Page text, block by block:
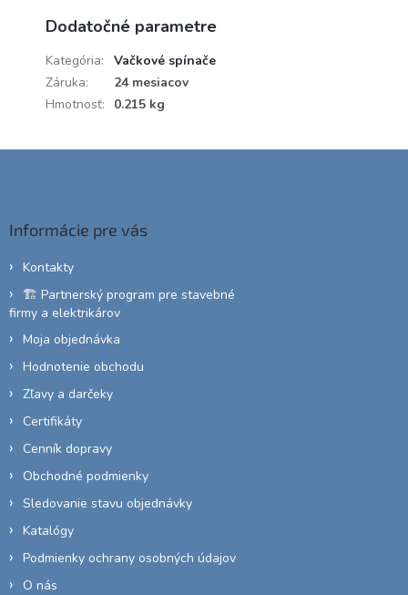
Dodatočné parametre
Kategória:
Vačkové spínače
Záruka:
24 mesiacov
Hmotnosť: 0.215 kg
Informácie pre vás
Kontakty
🏗️ Partnerský program pre stavebné
firmy a elektrikárov
Moja objednávka
Hodnotenie obchodu
Zľavy a darčeky
Certifikáty
Cenník dopravy
Obchodné podmienky
Sledovanie stavu objednávky
Katalógy
Podmienky ochrany osobných údajov
O nás